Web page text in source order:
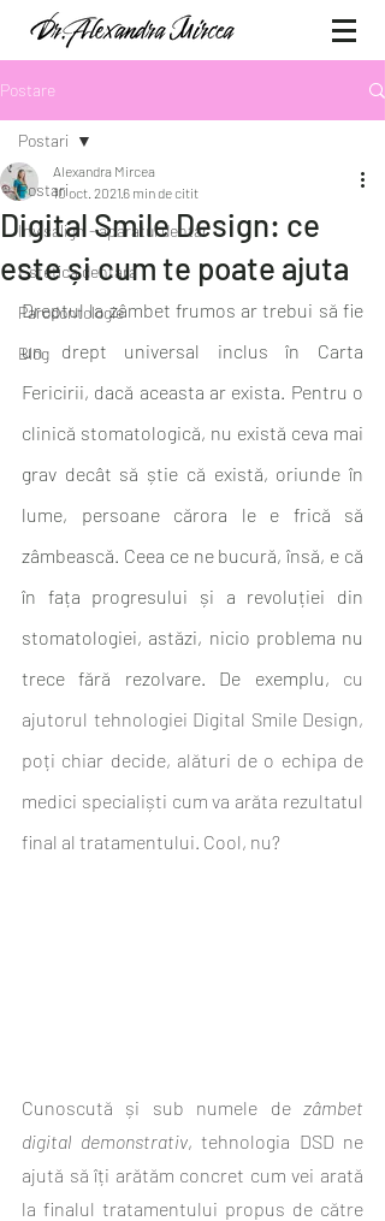
Postare
Postari
Invisalign - aparatul dentar
Estetica dentara
Parodontologie
Blog
Postari
Digital Smile Design: ce
este și cum te poate ajuta
Alexandra Mircea
10 oct. 2021 6 min de citit
Dreptul la zâmbet frumos ar trebui să fie
un drept universal inclus în Carta
Fericirii, dacă aceasta ar exista. Pentru o
clinică stomatologică, nu există ceva mai
grav decât să știe că există, oriunde în
lume, persoane cărora le e frică să
zâmbească. Ceea ce ne bucură, însă, e că
în fața progresului și a revoluției din
stomatologiei, astăzi, nicio problema nu
trece fără rezolvare. De exemplu, cu
ajutorul tehnologiei Digital Smile Design,
poți chiar decide, alături de o echipa de
medici specialiști cum va arăta rezultatul
final al tratamentului. Cool, nu?
Cunoscută și sub numele de zâmbet
digital demonstrativ, tehnologia DSD ne
ajută să îți arătăm concret cum vei arată
la finalul tratamentului propus de către